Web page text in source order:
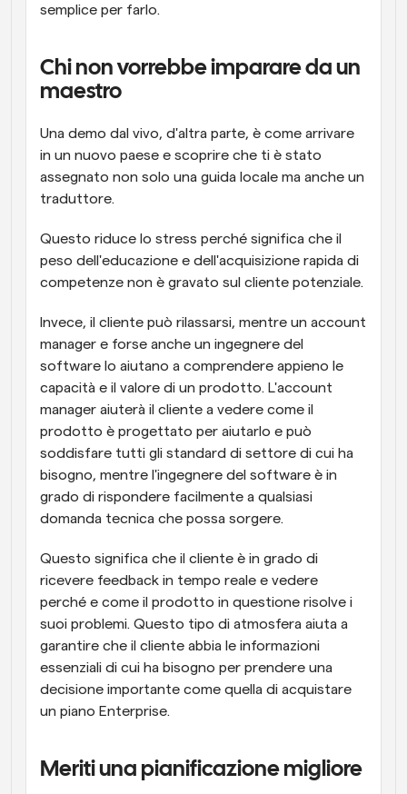
semplice per farlo.
Chi non vorrebbe imparare da un
maestro
Una demo dal vivo, d'altra parte, è come arrivare
in un nuovo paese e scoprire che ti è stato
assegnato non solo una guida locale ma anche un
traduttore.
Questo riduce lo stress perché significa che il
peso dell'educazione e dell'acquisizione rapida di
competenze non è gravato sul cliente potenziale.
Invece, il cliente può rilassarsi, mentre un account
manager e forse anche un ingegnere del
software lo aiutano a comprendere appieno le
capacità e il valore di un prodotto. L'account
manager aiuterà il cliente a vedere come il
prodotto è progettato per aiutarlo e può
soddisfare tutti gli standard di settore di cui ha
bisogno, mentre l'ingegnere del software è in
grado di rispondere facilmente a qualsiasi
domanda tecnica che possa sorgere.
Questo significa che il cliente è in grado di
ricevere feedback in tempo reale e vedere
perché e come il prodotto in questione risolve i
suoi problemi. Questo tipo di atmosfera aiuta a
garantire che il cliente abbia le informazioni
essenziali di cui ha bisogno per prendere una
decisione importante come quella di acquistare
un piano Enterprise.
Meriti una pianificazione migliore